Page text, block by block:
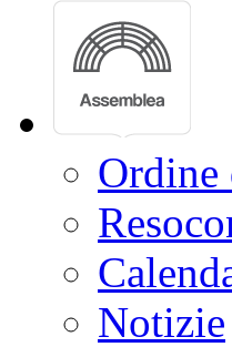
Ordine
Notizie